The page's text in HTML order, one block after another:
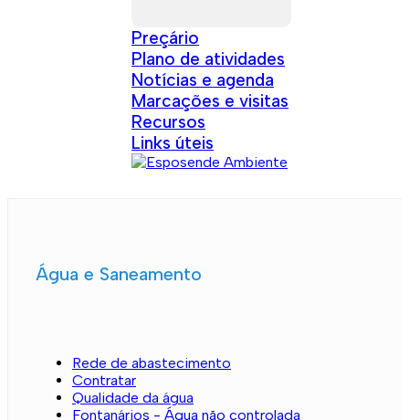
Preçário
Plano de atividades
Notícias e agenda
Marcações e visitas
Recursos
Links úteis
Água e Saneamento
Rede de abastecimento
Contratar
Qualidade da água
Fontanários - Água não controlada